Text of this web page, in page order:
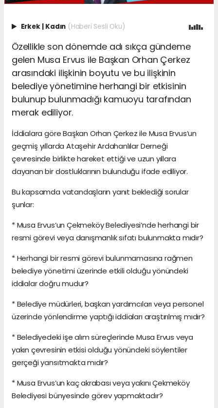
Erkek | Kadın (Haberi Sesli Oku)
Özellikle son dönemde adı sıkça gündeme
gelen Musa Ervus ile Başkan Orhan Çerkez
arasındaki ilişkinin boyutu ve bu ilişkinin
belediye yönetimine herhangi bir etkisinin
bulunup bulunmadığı kamuoyu tarafından
merak ediliyor.
İddialara göre Başkan Orhan Çerkez ile Musa Ervus’un
geçmiş yıllarda Ataşehir Ardahanlılar Derneği
çevresinde birlikte hareket ettiği ve uzun yıllara
dayanan bir dostluklarının bulunduğu ifade ediliyor.
Bu kapsamda vatandaşların yanıt beklediği sorular
şunlar:
* Musa Ervus’un Çekmeköy Belediyesi’nde herhangi bir
resmi görevi veya danışmanlık sıfatı bulunmakta mıdır?
* Herhangi bir resmi görevi bulunmamasına rağmen
belediye yönetimi üzerinde etkili olduğu yönündeki
iddialar doğru mudur?
* Belediye müdürleri, başkan yardımcıları veya personel
üzerinde yönlendirme yaptığı iddiaları araştırılmış mıdır?
* Belediyedeki işe alım süreçlerinde Musa Ervus veya
yakın çevresinin etkisi olduğu yönündeki söylentiler
gerçeği yansıtmakta mıdır?
* Musa Ervus’un kaç akrabası veya yakını Çekmeköy
Belediyesi bünyesinde görev yapmaktadır?